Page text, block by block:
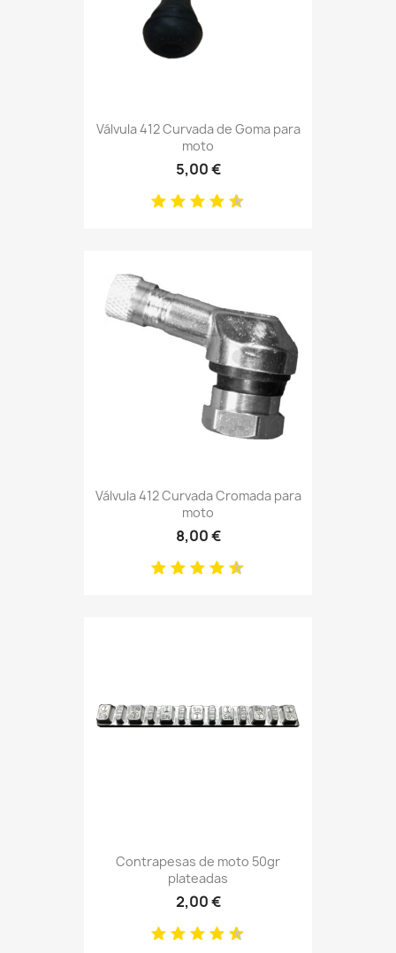
Válvula 412 Curvada de Goma para
moto
5,00 €
Válvula 412 Curvada Cromada para
moto
8,00 €
Contrapesas de moto 50gr
plateadas
2,00 €